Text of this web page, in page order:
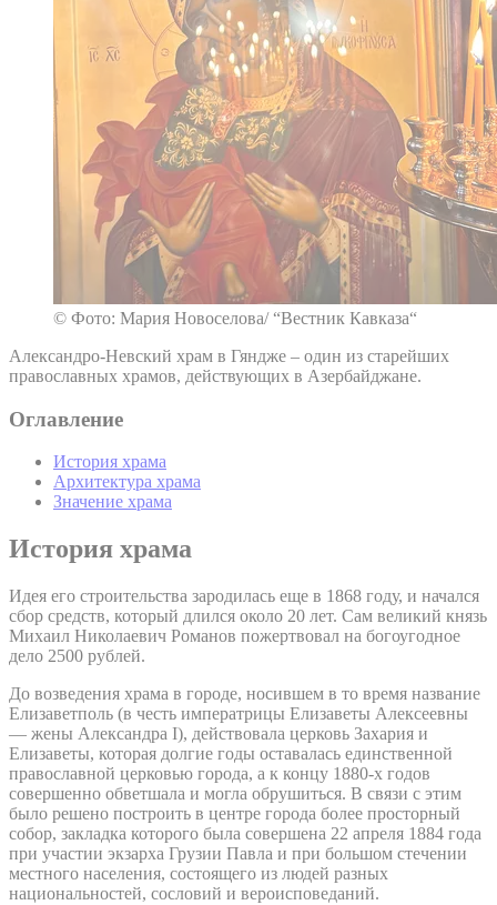
© Фото: Мария Новоселова/ “Вестник Кавказа“
Александро-Невский храм в Гяндже – один из старейших
православных храмов, действующих в Азербайджане.
Оглавление
История храма
Архитектура храма
Значение храма
История храма
Идея его строительства зародилась еще в 1868 году, и начался
сбор средств, который длился около 20 лет. Сам великий князь
Михаил Николаевич Романов пожертвовал на богоугодное
дело 2500 рублей.
До возведения храма в городе, носившем в то время название
Елизаветполь (в честь императрицы Елизаветы Алексеевны
— жены Александра I), действовала церковь Захария и
Елизаветы, которая долгие годы оставалась единственной
православной церковью города, а к концу 1880-х годов
совершенно обветшала и могла обрушиться. В связи с этим
было решено построить в центре города более просторный
собор, закладка которого была совершена 22 апреля 1884 года
при участии экзарха Грузии Павла и при большом стечении
местного населения, состоящего из людей разных
национальностей, сословий и вероисповеданий.